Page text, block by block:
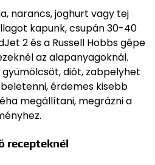
narancs, joghurt vagy tej
kapunk, csupán 30-40
2 és a Russell Hobbs gépe
az alapanyagoknál.
diót, zabpelyhet
érdemes kisebb
megállítani, megrázni a
recepteknél